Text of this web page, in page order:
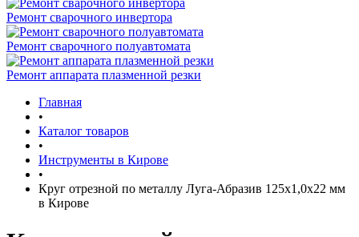
Ремонт сварочного инвертора
Ремонт сварочного полуавтомата
Ремонт аппарата плазменной резки
Главная
•
Каталог товаров
•
Инструменты в Кирове
•
Круг отрезной по металлу Луга-Абразив 125x1,0x22 мм
в Кирове